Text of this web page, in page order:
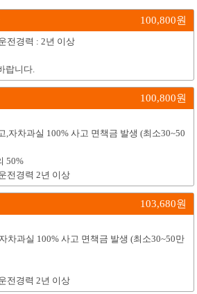
100,800원
전경력 : 2년 이상
랍니다.
100,800원
,자차과실 100% 사고 면책금 발생 (최소30~50
50%
전경력 2년 이상
103,680원
차과실 100% 사고 면책금 발생 (최소30~50만
전경력 2년 이상